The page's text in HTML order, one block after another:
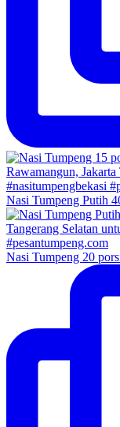
Nasi Tumpeng Putih
Nasi Tumpeng 20